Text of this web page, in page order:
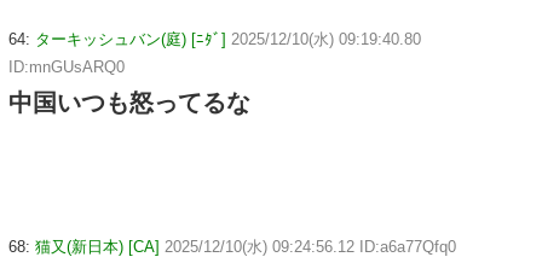
64: ターキッシュバン(庭) [ﾆﾀﾞ] 2025/12/10(水) 09:19:40.80
ID:mnGUsARQ0
中国いつも怒ってるな
68: 猫又(新日本) [CA] 2025/12/10(水) 09:24:56.12 ID:a6a77Qfq0